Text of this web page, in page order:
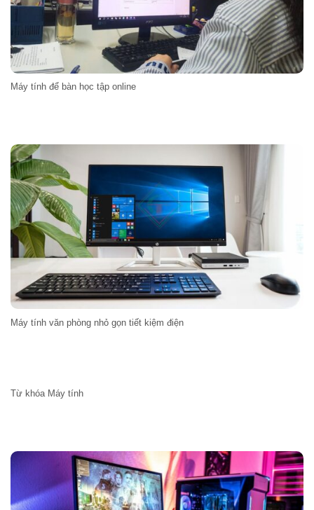
Máy tính để bàn học tập online
Máy tính văn phòng nhỏ gọn tiết kiệm điện
Từ khóa Máy tính